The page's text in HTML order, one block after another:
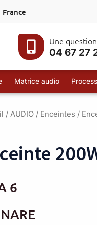
Une
04 67 27
Matrice audio
/ AUDIO / Enceintes /
6